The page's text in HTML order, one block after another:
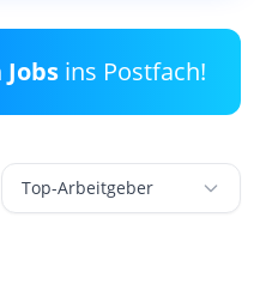
ins Postfach!
Top-Arbeitgeber